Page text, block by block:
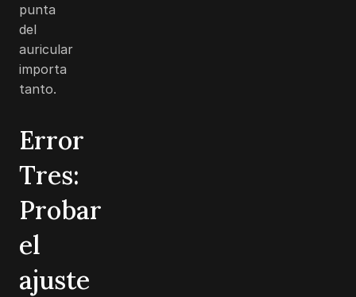
punta
del
auricular
importa
tanto.
Error
Tres:
Probar
el
ajuste